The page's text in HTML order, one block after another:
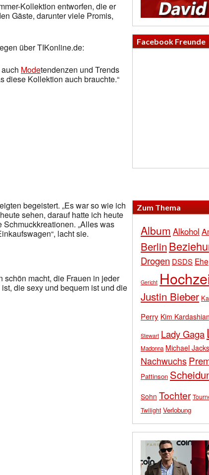
Kollektion entworfen, die er
Gäste, darunter viele Promis,
über TIKonline.de:
Modetendenzen und Trends
diese Kollektion auch brauchte.“
begeistert. „Es war so wie ich
sehen, darauf hatte ich heute
„Alles was
lacht sie.
schön macht, die Frauen in jeder
die sexy und bequem ist und die
Facebook Freunde
Zum Thema
Album Alkohol
Berlin
Drogen DSDS Ehe
Gericht
Justin Bieber
Perry Kim Kardashian
Stewart Lady Gaga
Madonna Michael
Nachwuchs
Pattinson
Sohn Tochter
Twilight Verlobung